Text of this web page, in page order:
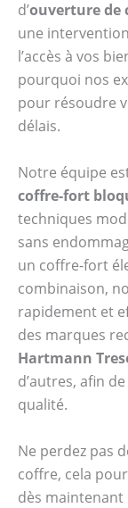
d’ouverture de
une
l’accès à vos
pourquoi nos
pour résoudre
délais.
Notre équipe
coffre-fort
techniques
sans
un coffre-fort
combinaison,
rapidement et
des marques
Hartmann
d’autres, afin
qualité.
Ne perdez pas
coffre, cela
dès maintenant